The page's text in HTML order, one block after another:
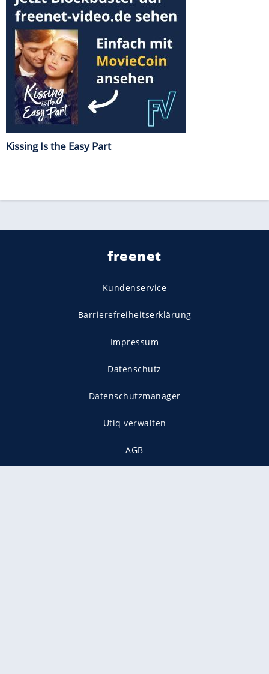
Kissing Is the Easy Part
freenet
Kundenservice
Barrierefreiheitserklärung
Impressum
Datenschutz
Datenschutzmanager
Utiq verwalten
AGB